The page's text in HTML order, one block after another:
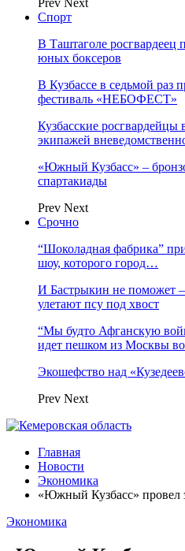
Prev Next
Спорт
В Таштаголе росгвардеец
юных боксеров
В Кузбассе в седьмой раз
фестиваль «НЕБОФЕСТ»
Кузбасские
экипажей
«Южный Кузбасс» –
спартакиады
Prev Next
Срочно
“Шоколадная фабрика”
шоу, которого город…
И Бастрыкин не поможет
улетают псу под хвост
“Мы будто Афганскую
идет пешком из Москвы
Экошефство над
Prev Next
Главная
Новости
Экономика
«Южный Кузбасс» провел
Экономика